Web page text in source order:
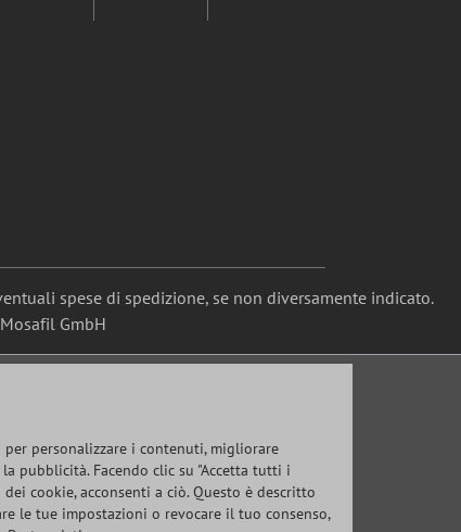
spese di spedizione, se non diversamente indicato.
GmbH
personalizzare i contenuti, migliorare
pubblicità. Facendo clic su "Accetta tutti i
cookie, acconsenti a ciò. Questo è descritto
le tue impostazioni o revocare il tuo consenso,